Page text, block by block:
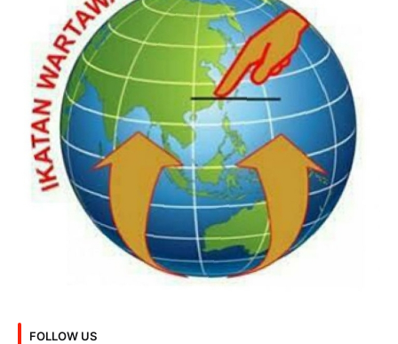
FOLLOW US